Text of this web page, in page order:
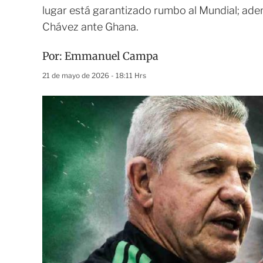
lugar está garantizado rumbo al Mundial;
Chávez ante Ghana.
Por: Emmanuel Campa
21 de mayo de 2026 - 18:11 Hrs